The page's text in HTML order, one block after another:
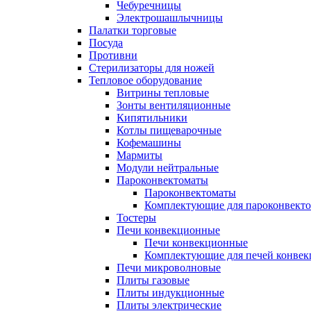
Чебуречницы
Электрошашлычницы
Палатки торговые
Посуда
Противни
Стерилизаторы для ножей
Тепловое оборудование
Витрины тепловые
Зонты вентиляционные
Кипятильники
Котлы пищеварочные
Кофемашины
Мармиты
Модули нейтральные
Пароконвектоматы
Пароконвектоматы
Комплектующие для
Тостеры
Печи конвекционные
Печи конвекционные
Комплектующие для печей
Печи микроволновые
Плиты газовые
Плиты индукционные
Плиты электрические